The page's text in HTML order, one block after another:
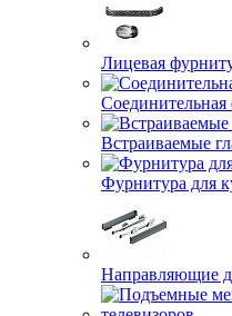
Лицевая
Соединительная
Встраиваемые
Фурнитура для
Направляющие